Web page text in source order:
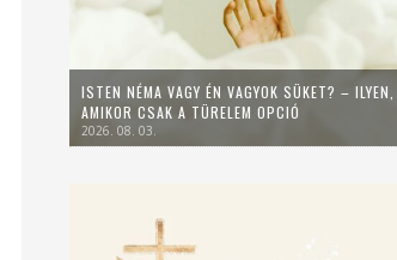
ISTEN NÉMA VAGY ÉN VAGYOK SÜKET? – ILYEN,
AMIKOR CSAK A TÜRELEM OPCIÓ
2026. 08. 03.